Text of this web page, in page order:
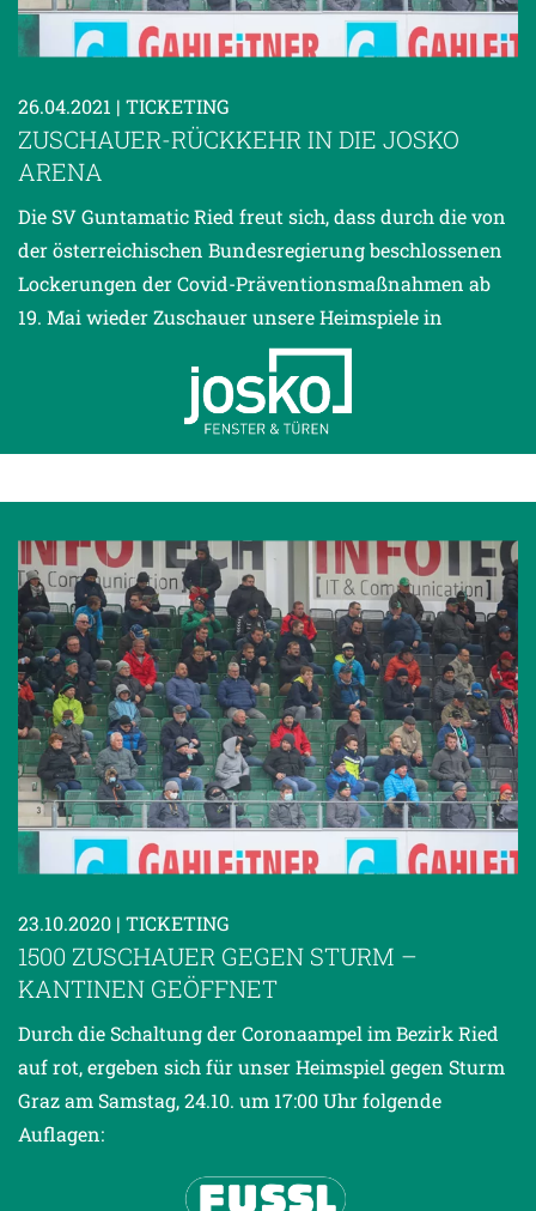
26.04.2021 | TICKETING
ZUSCHAUER-RÜCKKEHR IN DIE JOSKO
ARENA
Die SV Guntamatic Ried freut sich, dass durch die von
der österreichischen Bundesregierung beschlossenen
Lockerungen der Covid-Präventionsmaßnahmen ab
19. Mai wieder Zuschauer unsere Heimspiele in
23.10.2020 | TICKETING
1500 ZUSCHAUER GEGEN STURM –
KANTINEN GEÖFFNET
Durch die Schaltung der Coronaampel im Bezirk Ried
auf rot, ergeben sich für unser Heimspiel gegen Sturm
Graz am Samstag, 24.10. um 17:00 Uhr folgende
Auflagen: